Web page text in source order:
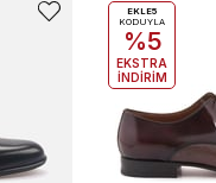
EKLE5
KODUYLA
%5
EKSTRA
İNDİRİM